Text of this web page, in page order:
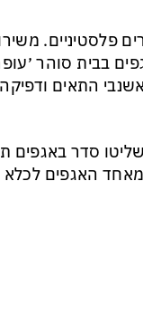
פלסטיניים.
בבית סוהר
התאים
סדר באגפים
האגפים לכלא